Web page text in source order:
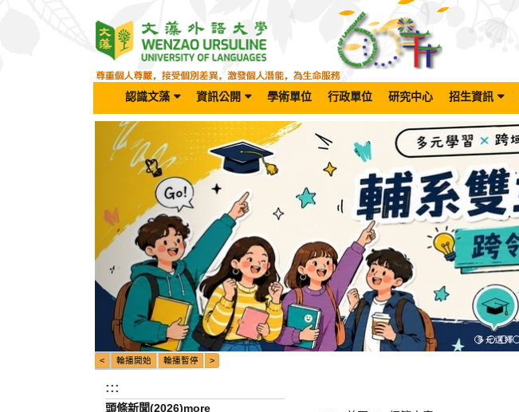
認識文藻 資訊公開 學術單位 行政單位 研究中心 招生資訊
Previous
:::
頭條新聞(2026)more